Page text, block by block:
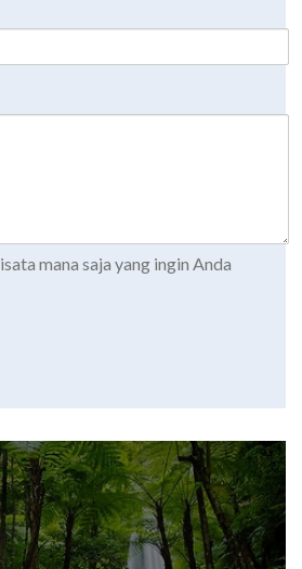
mana saja yang ingin Anda